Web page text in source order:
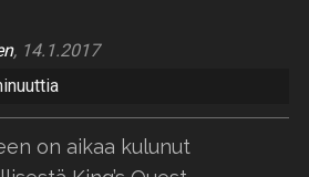
, 14.1.2017
on aikaa kulunut